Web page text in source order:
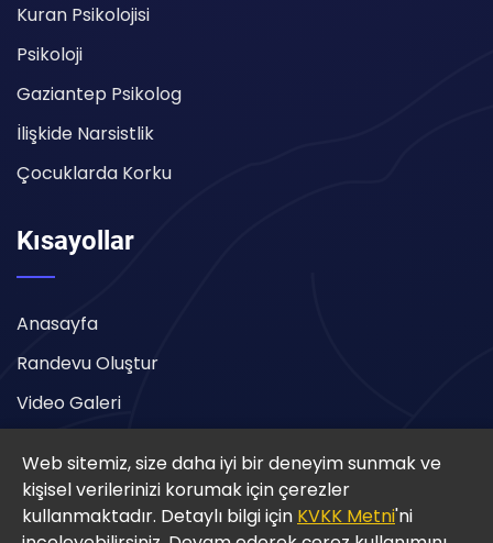
Kuran Psikolojisi
Psikoloji
Gaziantep Psikolog
İlişkide Narsistlik
Çocuklarda Korku
Kısayollar
Anasayfa
Randevu Oluştur
Video Galeri
Şikayet Kutusu
Web sitemiz, size daha iyi bir deneyim sunmak ve
kişisel verilerinizi korumak için çerezler
kullanmaktadır. Detaylı bilgi için KVKK Metni'ni